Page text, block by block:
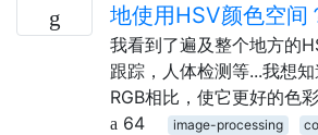
地使用HSV颜色空间
我看到了遍及整个地方的
跟踪，人体检测等...我想
RGB相比，使它更好的色
64
image-processing